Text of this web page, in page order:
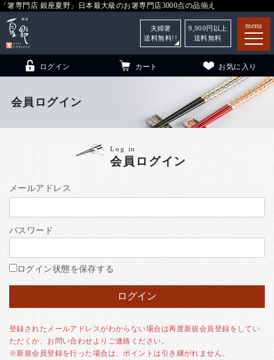
「箸専門店 銀座夏野」日本最大級のお箸専門店3000点の品揃え
menu
（贈答用・自宅用）
銀座夏野・箸長
ご利用ガイド
お客様の声
お知らせ
ログイン カート お気に入り
夫婦箸
送料無料!!
9,900 円以上
送料無料
会員ログイン
Log in
会員ログイン
メールアドレス
パスワード
ログイン状態を保存する
登録されたメールアドレスがわからない場合は再度新規会員登録をしてい
ただくか、お問い合わせよりご連絡ください。
※新規会員登録を行った場合は、ポイントは引き継がれません。